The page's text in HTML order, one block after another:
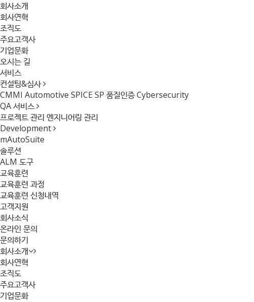
회사소개
회사연혁
조직도
주요고객사
기업문화
오시는 길
서비스
컨설팅&심사
CMMI Automotive SPICE SP 품질인증Cybersecurity
QA 서비스
프로젝트 관리 엔지니어링 관리
Development
mAutoSuite
솔루션
ALM 도구
교육훈련
교육훈련 과정
교육훈련 신청내역
고객지원
회사소식
온라인 문의
문의하기
회사소개
회사연혁
조직도
주요고객사
기업문화